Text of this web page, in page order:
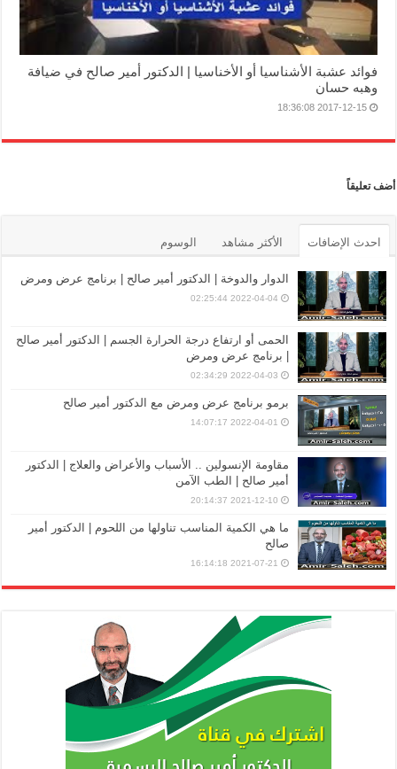
فوائد عشبة الأشناسيا أو الأخناسيا | الدكتور أمير صالح في ضيافة
وهبه حسان
2017-12-15 18:36:08
أضف تعليقاً
احدث الإضافات الأكثر مشاهد الوسوم
الدوار والدوخة | الدكتور أمير صالح | برنامج عرض ومرض
2022-04-04 02:25:44
الحمى أو ارتفاع درجة الحرارة الجسم | الدكتور أمير صالح
| برنامج عرض ومرض
2022-04-03 02:34:29
برمو برنامج عرض ومرض مع الدكتور أمير صالح
2022-04-01 14:07:17
مقاومة الإنسولين .. الأسباب والأعراض والعلاج | الدكتور
أمير صالح | الطب الآمن
2021-12-10 20:14:37
ما هي الكمية المناسب تناولها من اللحوم | الدكتور أمير
صالح
2021-07-21 16:14:18